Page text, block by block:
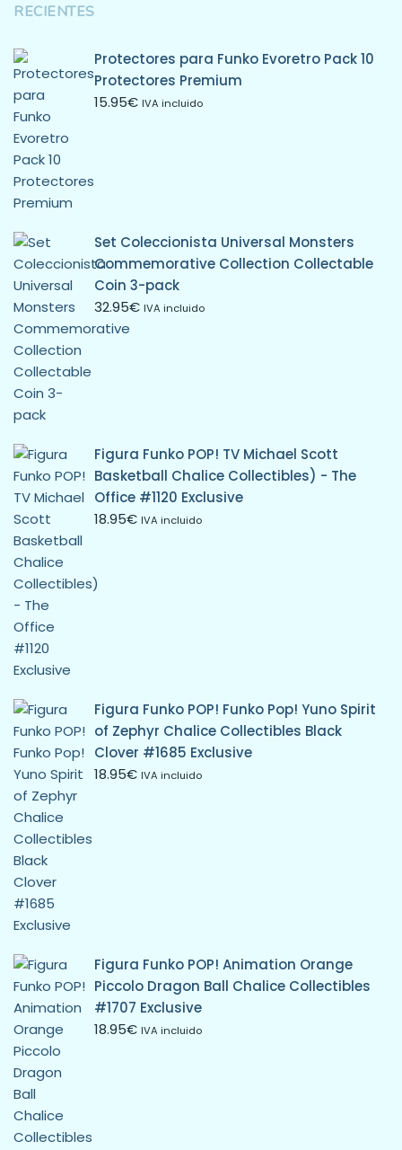
RECIENTES
Protectores para Funko Evoretro Pack 10
Protectores Premium
15.95€ IVA incluido
Set Coleccionista Universal Monsters
Commemorative Collection Collectable
Coin 3-pack
32.95€ IVA incluido
Figura Funko POP! TV Michael Scott
Basketball Chalice Collectibles) - The
Office #1120 Exclusive
18.95€ IVA incluido
Figura Funko POP! Funko Pop! Yuno Spirit
of Zephyr Chalice Collectibles Black
Clover #1685 Exclusive
18.95€ IVA incluido
Figura Funko POP! Animation Orange
Piccolo Dragon Ball Chalice Collectibles
#1707 Exclusive
18.95€ IVA incluido